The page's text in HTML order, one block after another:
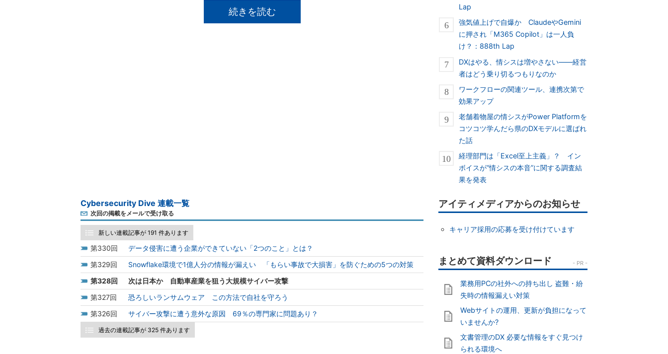
続きを読む
Cybersecurity Dive 連載一覧
次回の掲載をメールで受け取る
新しい連載記事が 191 件あります
330
データ侵害に遭う企業ができていない「2つのこと」とは？
329
Snowflake環境で1億人分の情報が漏えい 「もらい事故で大損害」を防ぐための5つの対策
328
次は日本か 自動車産業を狙う大規模サイバー攻撃
327
恐ろしいランサムウェア この方法で自社を守ろう
326
サイバー攻撃に遭う意外な原因 69％の専門家に問題あり？
過去の連載記事が 325 件あります
Lap
強気値上げで自爆か ClaudeやGemini
に押され「M365 Copilot」は一人負
け？：888th Lap
DXはやる、情シスは増やさない――経営
者はどう乗り切るつもりなのか
ワークフローの関連ツール、連携次第で
効果アップ
老舗着物屋の情シスがPower Platformを
コツコツ学んだら県のDXモデルに選ばれ
た話
経理部門は「Excel至上主義」？ イン
ボイスが“情シスの本音”に関する調査結
果を発表
アイティメディアからのお知らせ
キャリア採用の応募を受け付けています
業務用PCの社外への持ち出し 盗難・紛
失時の情報漏えい対策
Webサイトの運用、更新が負担になって
いませんか?
文書管理のDX 必要な情報をすぐ見つけ
られる環境へ